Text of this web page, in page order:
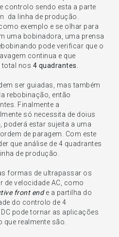
controlo sendo esta a parte
da linha de produção.
exemplo e se olhar para
uma bobinadora, uma prensa
pode verificar que o
continua e que
total nos 4 quadrantes.
ser guiadas, mas também
rebobinação, então
Finalmente a
só necessita de doius
estar sujeita a uma
de paragem. Com este
que análise de 4 quadrantes
de produção.
formas de ultrapassar os
de velocidade AC, como
front ende a partilha do
do controlo de 4
pode tornar as aplicações
que realmente são.